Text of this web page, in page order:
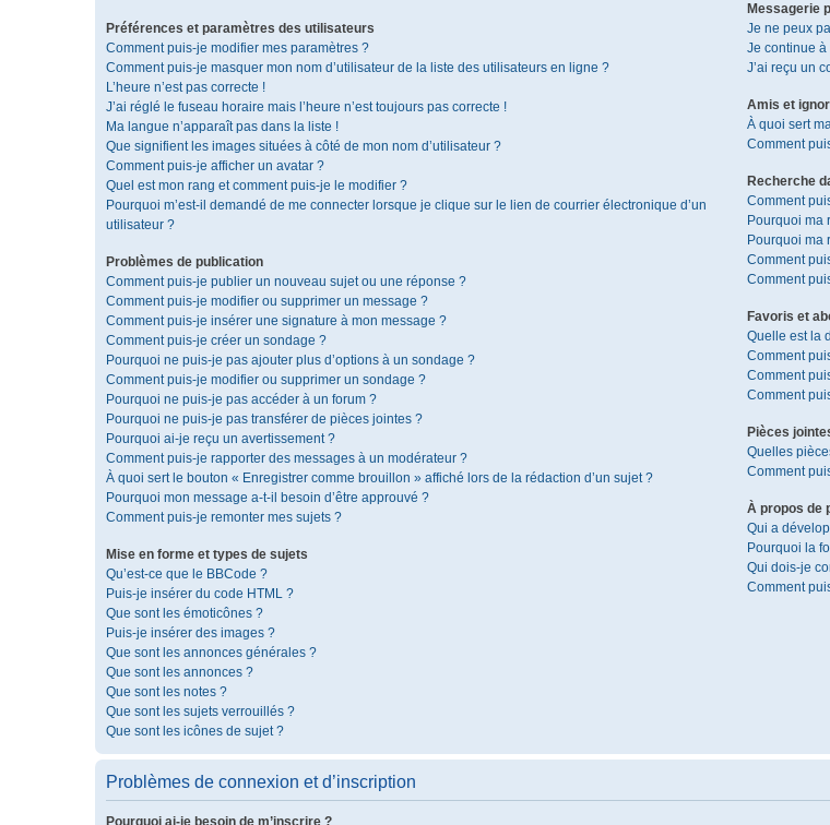
Préférences et paramètres des utilisateurs
Comment puis-je modifier mes paramètres ?
Comment puis-je masquer mon nom d’utilisateur de la liste des utilisateurs en ligne ?
L’heure n’est pas correcte !
J’ai réglé le fuseau horaire mais l’heure n’est toujours pas correcte !
Ma langue n’apparaît pas dans la liste !
Que signifient les images situées à côté de mon nom d’utilisateur ?
Comment puis-je afficher un avatar ?
Quel est mon rang et comment puis-je le modifier ?
Pourquoi m’est-il demandé de me connecter lorsque je clique sur le lien de courrier électronique d’un
utilisateur ?
Problèmes de publication
Comment puis-je publier un nouveau sujet ou une réponse ?
Comment puis-je modifier ou supprimer un message ?
Comment puis-je insérer une signature à mon message ?
Comment puis-je créer un sondage ?
Pourquoi ne puis-je pas ajouter plus d’options à un sondage ?
Comment puis-je modifier ou supprimer un sondage ?
Pourquoi ne puis-je pas accéder à un forum ?
Pourquoi ne puis-je pas transférer de pièces jointes ?
Pourquoi ai-je reçu un avertissement ?
Comment puis-je rapporter des messages à un modérateur ?
À quoi sert le bouton « Enregistrer comme brouillon » affiché lors de la rédaction d’un sujet ?
Pourquoi mon message a-t-il besoin d’être approuvé ?
Comment puis-je remonter mes sujets ?
Mise en forme et types de sujets
Qu’est-ce que le BBCode ?
Puis-je insérer du code HTML ?
Que sont les émoticônes ?
Puis-je insérer des images ?
Que sont les annonces générales ?
Que sont les annonces ?
Que sont les notes ?
Que sont les sujets verrouillés ?
Que sont les icônes de sujet ?
Messagerie
Je ne peux
Je continue
J’ai reçu un
Amis et
À quoi sert
Comment
Recherche
Comment
Pourquoi ma
Pourquoi ma
Comment
Comment
Favoris et
Quelle est la
Comment
Comment
Comment
Pièces
Quelles
Comment
À propos de
Qui a
Pourquoi la
Qui dois-je
Comment
Problèmes de connexion et d’inscription
Pourquoi ai-je besoin de m’inscrire ?